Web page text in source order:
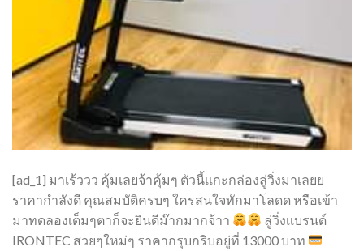
[ad_1] มาเร้ววว คุ้มเลยจ้าคุ้มๆ ตัวนี้เเกะกล่องลู่วิ่งมาเลยย
ราคากำลังดี คุณสมบัติครบๆ ใครสนใจทักมาโลดด หรือเข้า
มาทดลองเต็มๆตาก็จะยินดีม๊ากมากจ้าา
ลู่วิ่งเเบรนด์
IRONTEC สวยๆใหม่ๆ ราคากรุบกริบอยู่ที่ 13000 บาท